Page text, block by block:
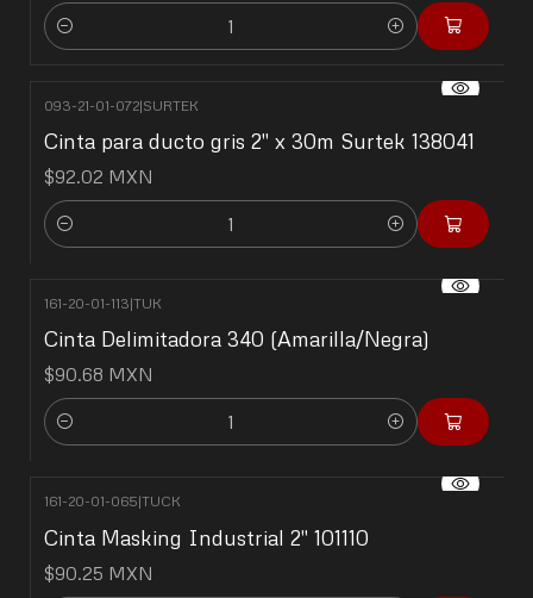
Cantidad
093-21-01-072|SURTEK
Cinta para ducto gris 2" x 30m Surtek 138041
$92.02 MXN
Cantidad
161-20-01-113|TUK
Cinta Delimitadora 340 (Amarilla/Negra)
$90.68 MXN
Cantidad
161-20-01-065|TUCK
Cinta Masking Industrial 2" 101110
$90.25 MXN